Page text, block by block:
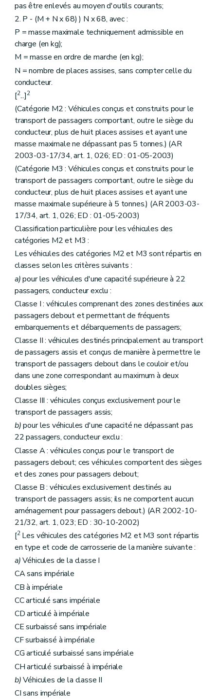
pas être enlevés au moyen d'outils courants;
2. P - (M + N x 68) ) N x 68, avec :
P = masse maximale techniquement admissible en
charge (en kg);
M = masse en ordre de marche (en kg);
N = nombre de places assises, sans compter celle du
conducteur.
[2...]2
(Catégorie M2 : Véhicules conçus et construits pour le
transport de passagers comportant, outre le siège du
conducteur, plus de huit places assises et ayant une
masse maximale ne dépassant pas 5 tonnes.) (AR
2003-03-17/34, art. 1, 026; ED : 01-05-2003)
(Catégorie M3 : Véhicules conçus et construits pour le
transport de passagers comportant, outre le siège du
conducteur, plus de huit places assises et ayant une
masse maximale supérieure à 5 tonnes.) (AR 2003-03-
17/34, art. 1, 026; ED : 01-05-2003)
Classification particulière pour les véhicules des
catégories M2 et M3 :
Les véhicules des catégories M2 et M3 sont répartis en
classes selon les critères suivants :
a)pour les véhicules d'une capacité supérieure à 22
passagers, conducteur exclu :
Classe I : véhicules comprenant des zones destinées aux
passagers debout et permettant de fréquents
embarquements et débarquements de passagers;
Classe II : véhicules destinés principalement au transport
de passagers assis et conçus de manière à permettre le
transport de passagers debout dans le couloir et/ou
dans une zone correspondant au maximum à deux
doubles sièges;
Classe III : véhicules conçus exclusivement pour le
transport de passagers assis;
b)pour les véhicules d'une capacité ne dépassant pas
22 passagers, conducteur exclu :
Classe A : véhicules conçus pour le transport de
passagers debout; ces véhicules comportent des sièges
et des zones pour passagers debout;
Classe B : véhicules exclusivement destinés au
transport de passagers assis; ils ne comportent aucun
aménagement pour passagers debout.) (AR 2002-10-
21/32, art. 1, 023; ED : 30-10-2002)
[2Les véhicules des catégories M2 et M3 sont répartis
en type et code de carrosserie de la manière suivante :
a)Véhicules de la classe I
CA sans impériale
CB à impériale
CC articulé sans impériale
CD articulé à impériale
CE surbaissé sans impériale
CF surbaissé à impériale
CG articulé surbaissé sans impériale
CH articulé surbaissé à impériale
b)Véhicules de la classe II
CI sans impériale